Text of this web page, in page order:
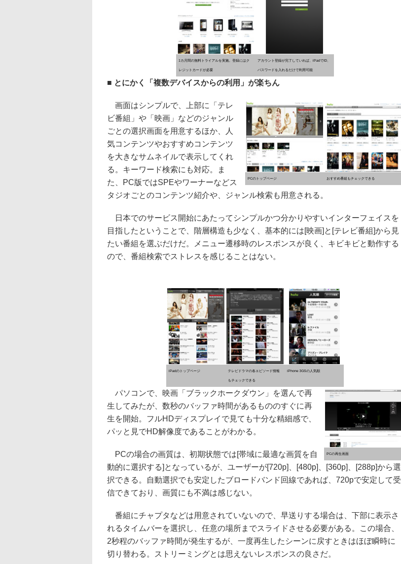
1カ月間の無料トライアルを実施。登録にはク
レジットカードが必要
アカウント登録が完了していれば、iPadでID、
パスワードを入れるだけで利用可能
■ とにかく「複数デバイスからの利用」が楽ちん
PCのトップページ おすすめ番組もチェックできる
画面はシンプルで、上部に「テレ
ビ番組」や「映画」などのジャンル
ごとの選択画面を用意するほか、人
気コンテンツやおすすめコンテンツ
を大きなサムネイルで表示してくれ
る。キーワード検索にも対応。ま
た、PC版ではSPEやワーナーなどス
タジオごとのコンテンツ紹介や、ジャンル検索も用意される。
日本でのサービス開始にあたってシンプルかつ分かりやすいインターフェイスを
目指したということで、階層構造も少なく、基本的には[映画]と[テレビ番組]から見
たい番組を選ぶだけだ。メニュー遷移時のレスポンスが良く、キビキビと動作する
ので、番組検索でストレスを感じることはない。
iPadのトップページ テレビドラマの各エピソード情報
もチェックできる
iPhone 3GSの人気順
PCの再生画面
パソコンで、映画「ブラックホークダウン」を選んで再
生してみたが、数秒のバッファ時間があるもののすぐに再
生を開始。フルHDディスプレイで見ても十分な精細感で、
パッと見でHD解像度であることがわかる。
PCの場合の画質は、初期状態では[帯域に最適な画質を自
動的に選択する]となっているが、ユーザーが[720p]、[480p]、[360p]、[288p]から選
択できる。自動選択でも安定したブロードバンド回線であれば、720pで安定して受
信できており、画質にも不満は感じない。
番組にチャプタなどは用意されていないので、早送りする場合は、下部に表示さ
れるタイムバーを選択し、任意の場所までスライドさせる必要がある。この場合、
2秒程のバッファ時間が発生するが、一度再生したシーンに戻すときはほぼ瞬時に
切り替わる。ストリーミングとは思えないレスポンスの良さだ。